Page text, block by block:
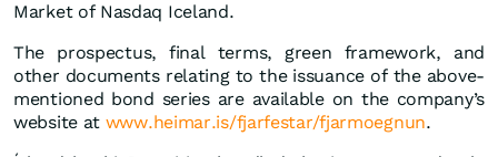
Market of Nasdaq Iceland.
The prospectus, final terms, green framework, and
other documents relating to the issuance of the above-
mentioned bond series are available on the company’s
website at www.heimar.is/fjarfestar/fjarmoegnun.